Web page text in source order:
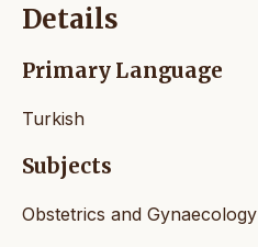
Details
Primary Language
Turkish
Subjects
Obstetrics and Gynaecology